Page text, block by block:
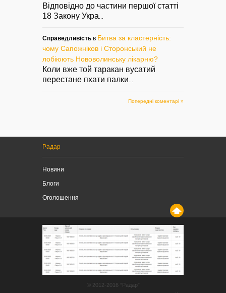
Відповідно до частини першої статті
18 Закону Укра
Справедливість в Битва за кластерність:
чому Сапожніков і Сторонський не
лобіюють Нововолинську лікарню?
Коли вже той таракан вусатий
перестане пхати палки
Попередні коментарі »
Радар
Новини
Блоги
Оголошення
© 2012-2016 “Радар”